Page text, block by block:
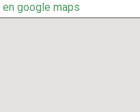
en google maps